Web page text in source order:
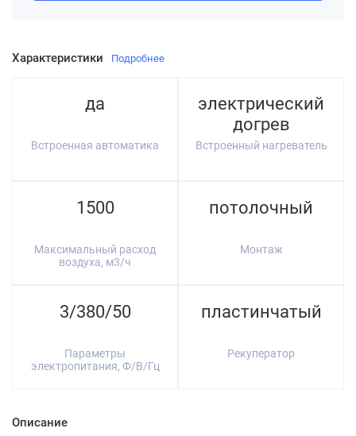
Характеристики Подробнее
да
Встроенная автоматика
электрический
догрев
Встроенный нагреватель
1500
Максимальный расход
воздуха, м3/ч
потолочный
Монтаж
3/380/50
Параметры
электропитания, Ф/В/Гц
пластинчатый
Рекуператор
Описание